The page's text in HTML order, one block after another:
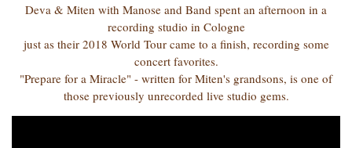
Deva & Miten with Manose and Band spent an afternoon in a
recording studio in Cologne
just as their 2018 World Tour came to a finish, recording some
concert favorites.
"Prepare for a Miracle" - written for Miten's grandsons, is one of
those previously unrecorded live studio gems.